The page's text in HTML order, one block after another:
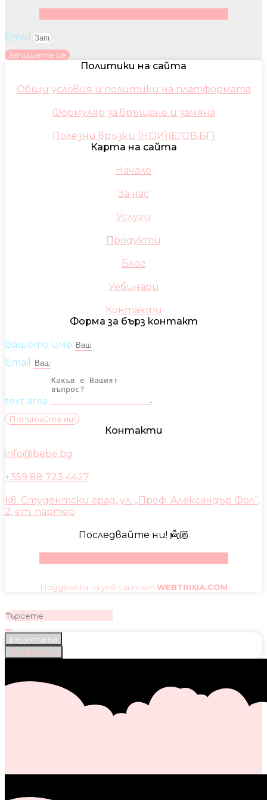
Email
Запишете се
Политики на сайта
Общи условия и политики на платформата
Формуляр за връщане и замяна
Полезни връзки (НОИ)(ЕГОВ.БГ)
Карта на сайта
Начало
За нас
Услуги
Продукти
Блог
Уебинари
Контакти
Форма за бърз контакт
Вашето име
Email
text area
Попитайте ни!
Контакти
info@bebe.bg
+359 88 723 4427
кв. Студентски град, ул. „Проф. Александър Фол“,
2, ет. партер
Последвайте ни! 👼🏼
Поддръжка на уеб сайт от WEBTRIXIA.COM
резултата
Виж всички